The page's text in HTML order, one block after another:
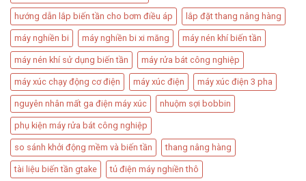
hướng dẫn lắp biến tần cho bơm điều áp lắp đặt thang nâng hàng​
máy nghiền bi máy nghiền bi xi măng máy nén khí biến tần
máy nén khí sử dụng biến tần máy rửa bát công nghiệp
máy xúc chạy động cơ điện máy xúc điện máy xúc điện 3 pha
nguyên nhân mất ga điện máy xúc nhuộm sợi bobbin
phụ kiện máy rửa bát công nghiệp
so sánh khởi động mềm và biến tần thang nâng hàng
tài liệu biến tần gtake tủ điện máy nghiền thô